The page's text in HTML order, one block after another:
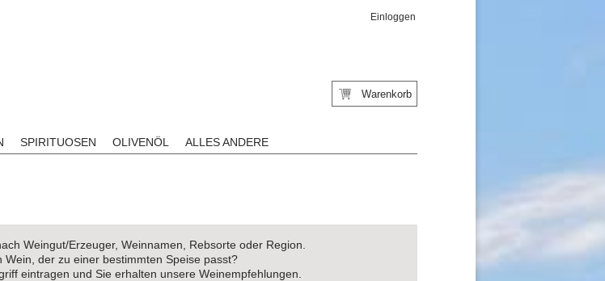
Einloggen
SPIRITUOSEN OLIVENÖL ALLES ANDERE
Warenkorb
Weingut/Erzeuger, Weinnamen, Rebsorte oder Region.
Wein, der zu einer bestimmten Speise passt?
eintragen und Sie erhalten unsere Weinempfehlungen.